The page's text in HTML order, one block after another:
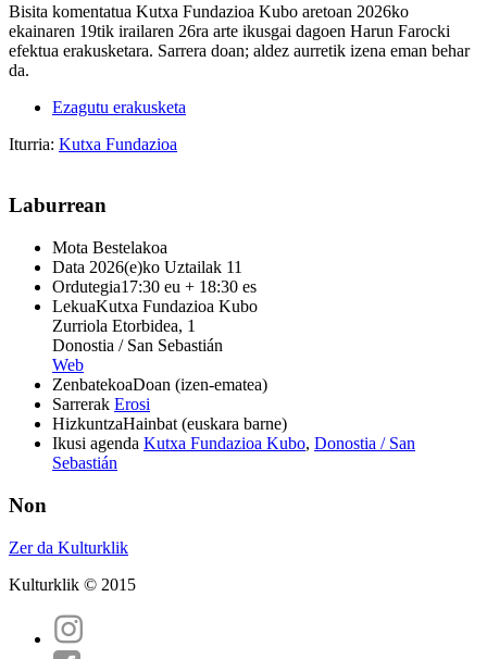
Bisita komentatua Kutxa Fundazioa Kubo aretoan 2026ko
ekainaren 19tik irailaren 26ra arte ikusgai dagoen Harun Farocki
efektua erakusketara. Sarrera doan; aldez aurretik izena eman behar
da.
Ezagutu erakusketa
Iturria: Kutxa Fundazioa
Laburrean
Mota Bestelakoa
Data 2026(e)ko Uztailak 11
Ordutegia17:30 eu + 18:30 es
LekuaKutxa Fundazioa Kubo
Zurriola Etorbidea, 1
Donostia / San Sebastián
Web
ZenbatekoaDoan (izen-ematea)
Sarrerak Erosi
HizkuntzaHainbat (euskara barne)
Ikusi agenda Kutxa Fundazioa Kubo, Donostia / San
Sebastián
Non
Zer da Kulturklik
Kulturklik © 2015